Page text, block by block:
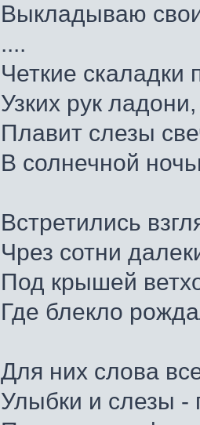
Выкладываю
....
Четкие скаладки
Узких рук ладони,
Плавит слезы
В солнечной
Встретились
Чрез сотни
Под крышей
Где блекло
Для них слова
Улыбки и слезы -